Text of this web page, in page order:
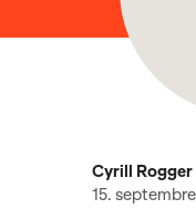
Cyrill Rogger
15.